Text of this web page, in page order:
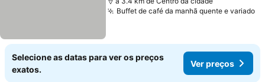
Buffet de café da manhã quente e variado
Selecione as datas para ver os preços
exatos.
Ver preços